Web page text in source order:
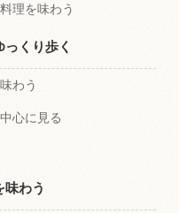
理を味わう
くり歩く
わう
心に見る
わう